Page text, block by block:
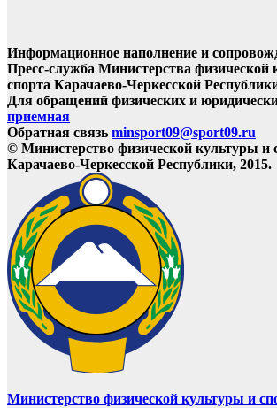
Информационное наполнение и
Пресс-служба Министерства физической
спорта Карачаево-Черкесской
Для обращений физических и
приемная
Обратная связь minsport09@sport09.ru
© Министерство физической культуры и
Карачаево-Черкесской Республики, 2015.
Министерство физической культуры и